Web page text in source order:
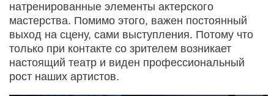
натренированные элементы актерского
мастерства. Помимо этого, важен постоянный
выход на сцену, сами выступления. Потому что
только при контакте со зрителем возникает
настоящий театр и виден профессиональный
рост наших артистов.